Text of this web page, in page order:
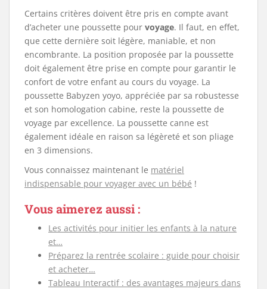
Certains critères doivent être pris en compte avant
d’acheter une poussette pour voyage. Il faut, en effet,
que cette dernière soit légère, maniable, et non
encombrante. La position proposée par la poussette
doit également être prise en compte pour garantir le
confort de votre enfant au cours du voyage. La
poussette Babyzen yoyo, appréciée par sa robustesse
et son homologation cabine, reste la poussette de
voyage par excellence. La poussette canne est
également idéale en raison sa légèreté et son pliage
en 3 dimensions.
Vous connaissez maintenant le matériel
indispensable pour voyager avec un bébé !
Vous aimerez aussi :
Les activités pour initier les enfants à la nature
et…
Préparez la rentrée scolaire : guide pour choisir
et acheter…
Tableau Interactif : des avantages majeurs dans